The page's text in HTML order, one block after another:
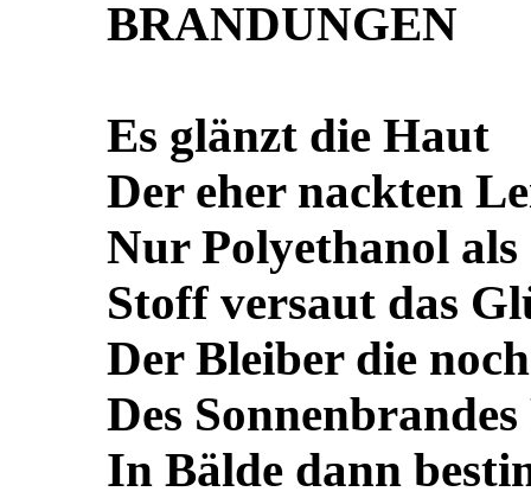
BRANDUNGEN
Es glänzt die Haut
Der eher nackten
Nur Polyethanol als
Stoff versaut das
Der Bleiber die noch
Des
In Bälde dann